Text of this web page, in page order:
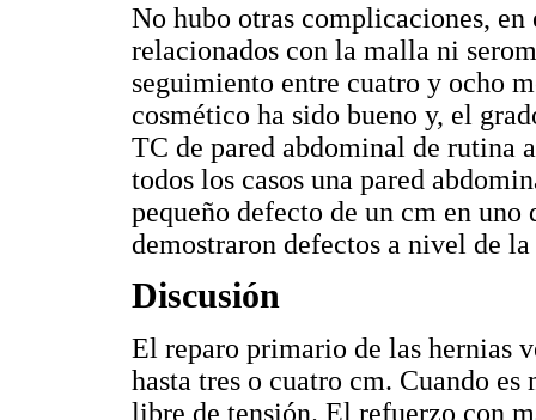
No hubo otras complicaciones,
relacionados con la malla ni
seguimiento entre cuatro y ocho
cosmético ha sido bueno y, el
TC de pared abdominal de rutina
todos los casos una pared
pequeño defecto de un cm en
demostraron defectos a nivel de
Discusión
El reparo primario de las hernias
hasta tres o cuatro cm. Cuando
libre de tensión. El refuerzo con